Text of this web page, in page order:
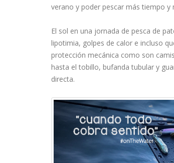
verano y poder pescar más tiempo y
El sol en una jornada de pesca de
lipotimia, golpes de calor e incluso
protección mecánica como son
hasta el tobillo, bufanda tubular y
directa.